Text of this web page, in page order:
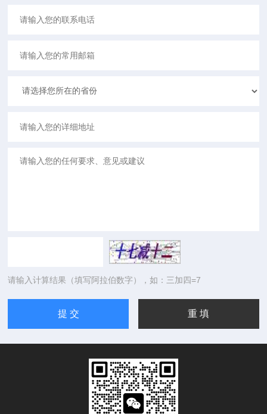
请输入计算结果（填写阿拉伯数字），如：三加四=7